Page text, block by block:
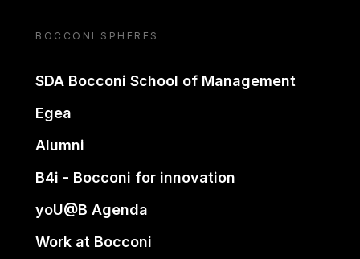
BOCCONI SPHERES
SDA Bocconi School of Management
Egea
Alumni
B4i - Bocconi for innovation
yoU@B Agenda
Work at Bocconi